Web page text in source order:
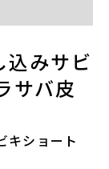
込みサビ
サバ皮
キショート